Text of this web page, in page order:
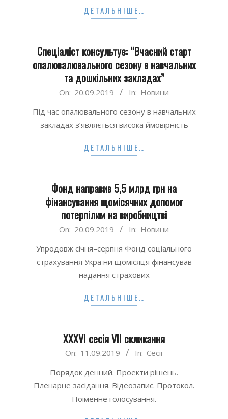
ДЕТАЛЬНІШЕ…
Спеціаліст консультує: “Вчасний старт
опалювалювального сезону в навчальних
та дошкільних закладах”
20
On: 20.09.2019 In: Новини
Під час опалювального сезону в навчальних
закладах з’являється висока ймовірність
ДЕТАЛЬНІШЕ…
Фонд направив 5,5 млрд грн на
фінансування щомісячних допомог
потерпілим на виробництві
20
On: 20.09.2019 In: Новини
Упродовж січня–серпня Фонд соціального
страхування України щомісяця фінансував
надання страхових
ДЕТАЛЬНІШЕ…
XXXVI сесія VII скликання
On: 11.09.2019 In: Сесії
Порядок денний. Проекти рішень.
Пленарне засідання. Відеозапис. Протокол.
Поіменне голосування.